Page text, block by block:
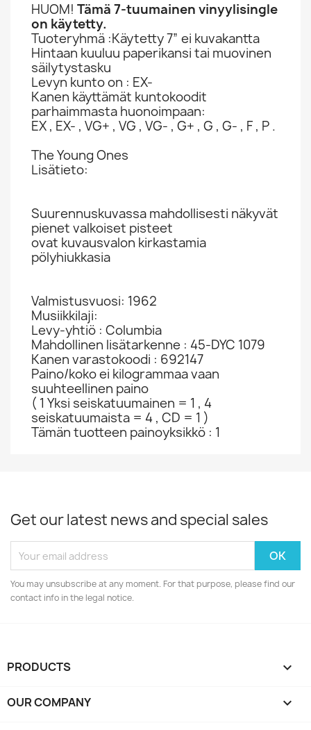
HUOM! Tämä 7-tuumainen vinyylisingle
on käytetty.
Tuoteryhmä :Käytetty 7” ei kuvakantta
Hintaan kuuluu paperikansi tai muovinen
säilytystasku
Levyn kunto on : EX-
Kanen käyttämät kuntokoodit
parhaimmasta huonoimpaan:
EX , EX- , VG+ , VG , VG- , G+ , G , G- , F , P .
The Young Ones
Lisätieto:
Suurennuskuvassa mahdollisesti näkyvät
pienet valkoiset pisteet
ovat kuvausvalon kirkastamia
pölyhiukkasia
Valmistusvuosi: 1962
Musiikkilaji:
Levy-yhtiö : Columbia
Mahdollinen lisätarkenne : 45-DYC 1079
Kanen varastokoodi : 692147
Paino/koko ei kilogrammaa vaan
suuhteellinen paino
( 1 Yksi seiskatuumainen = 1 , 4
seiskatuumaista = 4 , CD = 1 )
Tämän tuotteen painoyksikkö : 1
Get our latest news and special sales
You may unsubscribe at any moment. For that purpose, please find our
contact info in the legal notice.
PRODUCTS 
OUR COMPANY 